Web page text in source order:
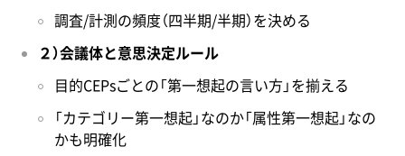
調査/計測の頻度（四半期/半期）を決める
２）会議体と意思決定ルール
目的CEPsごとの「第一想起の言い方」を揃える
「カテゴリー第一想起」なのか「属性第一想起」なの
かも明確化